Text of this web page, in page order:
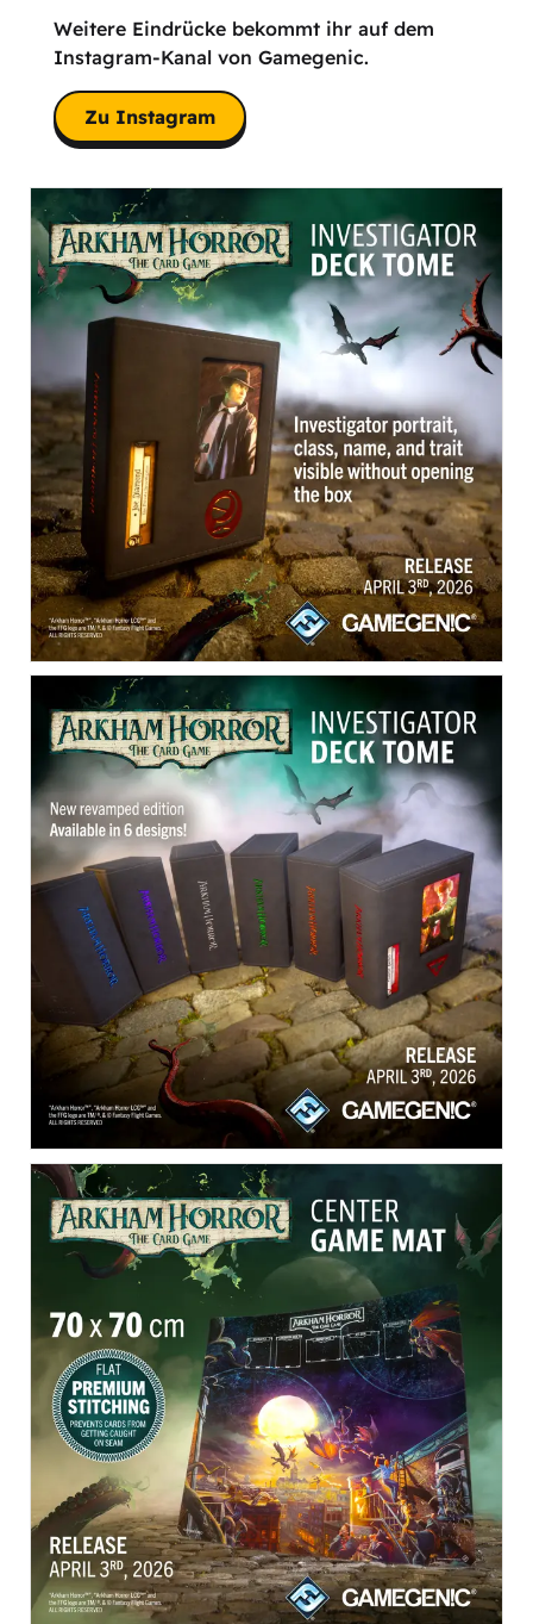
Weitere Eindrücke bekommt ihr auf dem
Instagram-Kanal von Gamegenic.
Zu Instagram